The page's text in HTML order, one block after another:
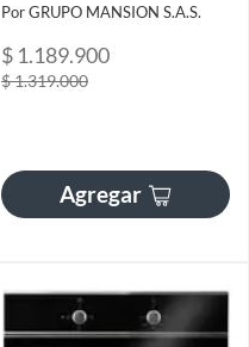
Por GRUPO MANSION S.A.S.
$ 1.189.900
$ 1.319.000
Agregar